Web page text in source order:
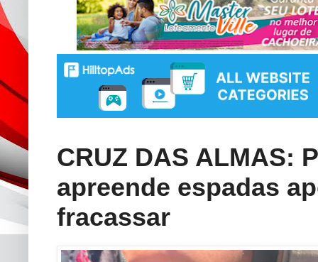
CRUZ DAS ALMAS:
apreende espadas
fracassar